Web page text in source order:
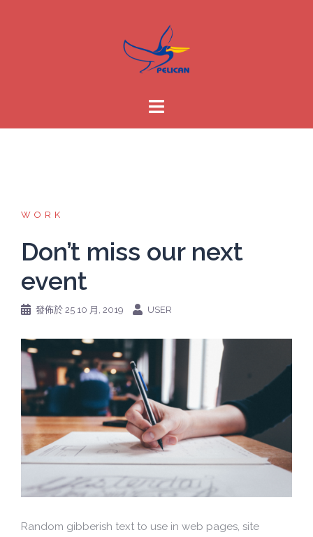
WORK
Don’t miss our next
event
發佈於 25 10 月, 2019 USER
Random gibberish text to use in web pages, site